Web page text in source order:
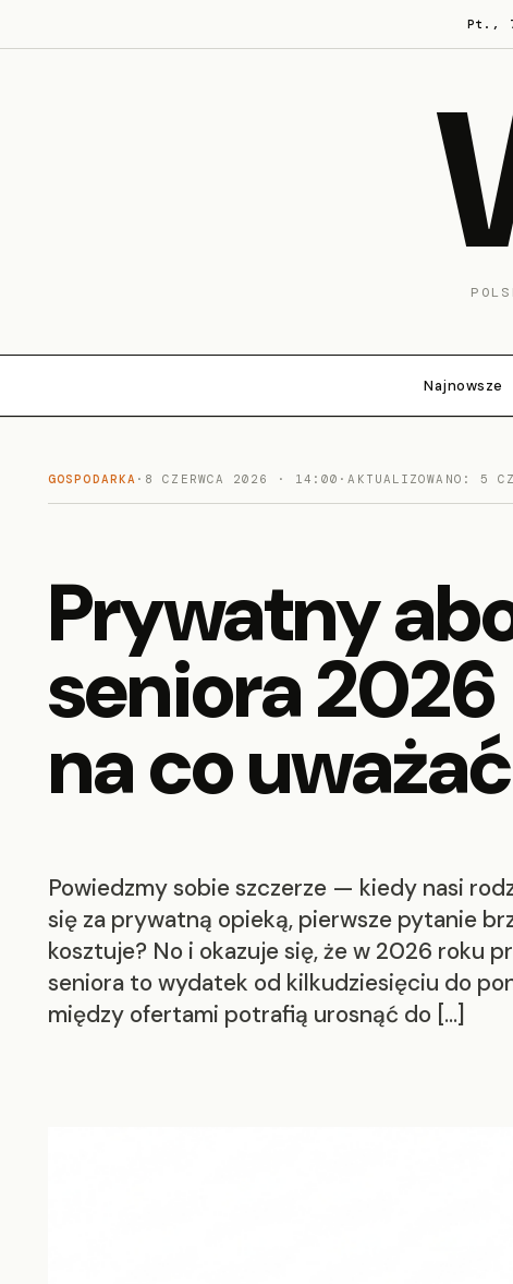
Pt.,
Najnowsze
GOSPODARKA · 8 CZERWCA 2026 · 14:00 ·AKTUALIZOWANO: 5
Prywatny
seniora
na co uważać
Powiedzmy sobie szczerze — kiedy nasi
się za prywatną opieką, pierwsze pytanie
kosztuje? No i okazuje się, że w 2026 roku
seniora to wydatek od kilkudziesięciu do
między ofertami potrafią urosnąć do […]